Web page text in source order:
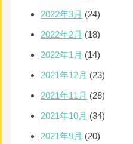
2022年3月 (24)
2022年2月 (18)
2022年1月 (14)
2021年12月 (23)
2021年11月 (28)
2021年10月 (34)
2021年9月 (20)